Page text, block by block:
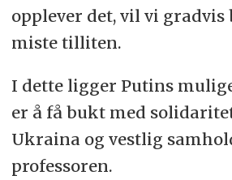
opplever det, vil vi gradvis
miste tilliten.
I dette ligger Putins
er å få bukt med
Ukraina og vestlig
professoren.